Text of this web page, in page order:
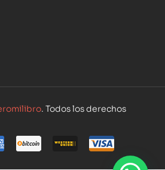
. Todos los derechos